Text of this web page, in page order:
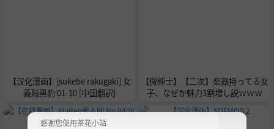
【汉化漫画】[sukebe rakugaki] 女
義賊黒豹 01-10 [中国翻訳]
【微绅士】【二次】楽器持ってる女
子、なぜか魅力3割増し説ｗｗｗ
感谢您使用茶花小站